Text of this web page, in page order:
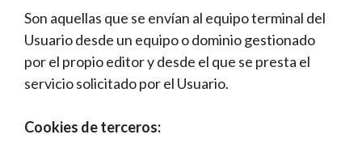
Son aquellas que se envían al equipo terminal del
Usuario desde un equipo o dominio gestionado
por el propio editor y desde el que se presta el
servicio solicitado por el Usuario.
Cookies de terceros: